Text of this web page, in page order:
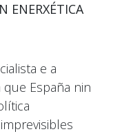
ENERXÉTICA
e a
España nin